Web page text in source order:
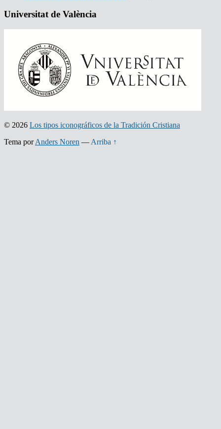
Universitat de València
© 2026 Los tipos iconográficos de la Tradición Cristiana
Tema porAnders Noren — Arriba ↑